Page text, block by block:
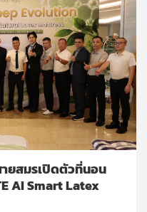
ยสมรเปิดตัวที่นอน
AI Smart Latex